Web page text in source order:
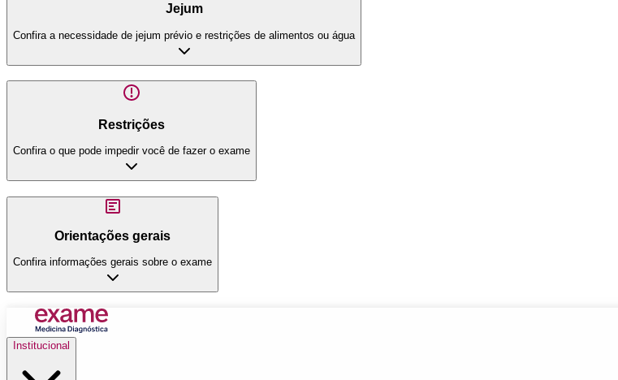
Jejum
Confira a necessidade de jejum prévio e restrições de alimentos ou água
Restrições
Confira o que pode impedir você de fazer o exame
Orientações gerais
Confira informações gerais sobre o exame
Institucional